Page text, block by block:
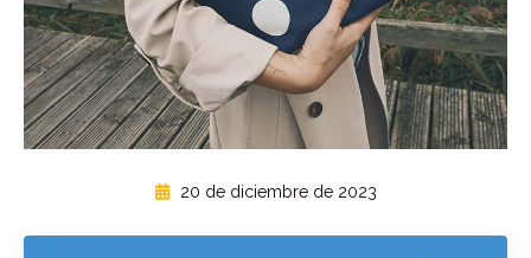
20 de diciembre de 2023